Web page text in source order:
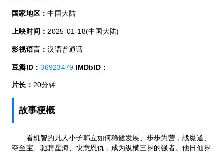
国家地区：中国大陆
上映时间： 2025-01-18(中国大陆)
影视语言：汉语普通话
豆瓣ID：36923479 IMDbID：
片长： 20分钟
故事梗概
看机智的凡人小子韩立如何稳健发展、步步为营，战魔道、
夺至宝、驰骋星海、快意恩仇，成为纵横三界的强者。他日仙界